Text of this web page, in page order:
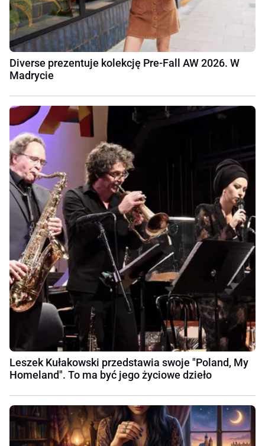
Diverse prezentuje kolekcję Pre-Fall AW 2026. W
Madrycie
Leszek Kułakowski przedstawia swoje "Poland, My
Homeland". To ma być jego życiowe dzieło